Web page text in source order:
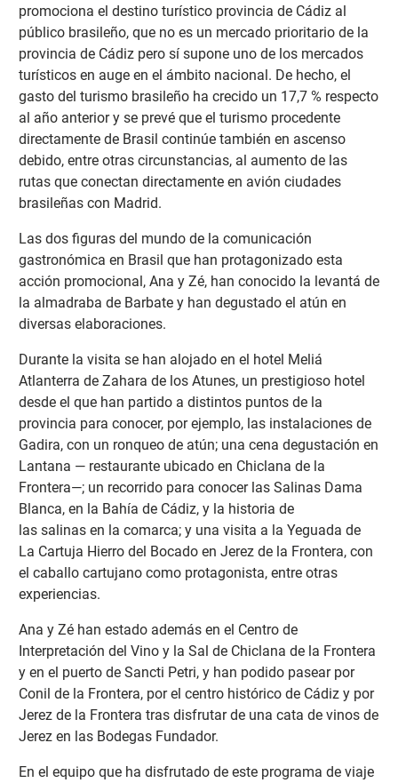
promociona el destino turístico provincia de Cádiz al
público brasileño, que no es un mercado prioritario de la
provincia de Cádiz pero sí supone uno de los mercados
turísticos en auge en el ámbito nacional. De hecho, el
gasto del turismo brasileño ha crecido un 17,7 % respecto
al año anterior y se prevé que el turismo procedente
directamente de Brasil continúe también en ascenso
debido, entre otras circunstancias, al aumento de las
rutas que conectan directamente en avión ciudades
brasileñas con Madrid.
Las dos figuras del mundo de la comunicación
gastronómica en Brasil que han protagonizado esta
acción promocional, Ana y Zé, han conocido la levantá de
la almadraba de Barbate y han degustado el atún en
diversas elaboraciones.
Durante la visita se han alojado en el hotel Meliá
Atlanterra de Zahara de los Atunes, un prestigioso hotel
desde el que han partido a distintos puntos de la
provincia para conocer, por ejemplo, las instalaciones de
Gadira, con un ronqueo de atún; una cena degustación en
Lantana — restaurante ubicado en Chiclana de la
Frontera—; un recorrido para conocer las Salinas Dama
Blanca, en la Bahía de Cádiz, y la historia de
las salinas en la comarca; y una visita a la Yeguada de
La Cartuja Hierro del Bocado en Jerez de la Frontera, con
el caballo cartujano como protagonista, entre otras
experiencias.
Ana y Zé han estado además en el Centro de
Interpretación del Vino y la Sal de Chiclana de la Frontera
y en el puerto de Sancti Petri, y han podido pasear por
Conil de la Frontera, por el centro histórico de Cádiz y por
Jerez de la Frontera tras disfrutar de una cata de vinos de
Jerez en las Bodegas Fundador.
En el equipo que ha disfrutado de este programa de viaje